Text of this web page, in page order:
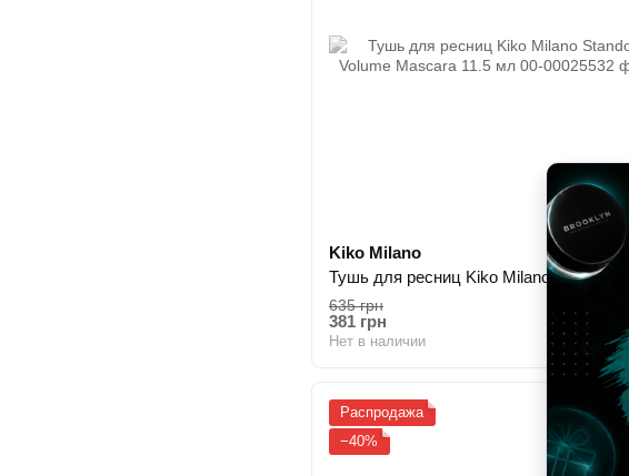
Kiko Milano
635 грн
381 грн
Нет в наличии
Распродажа
−40%